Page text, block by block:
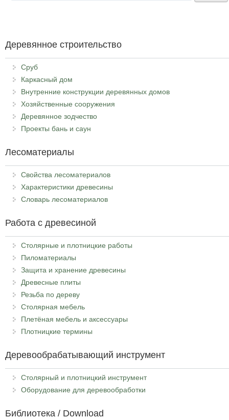
Деревянное строительство
Сруб
Каркасный дом
Внутренние конструкции деревянных домов
Хозяйственные сооружения
Деревянное зодчество
Проекты бань и саун
Лесоматериалы
Свойства лесоматериалов
Характеристики древесины
Словарь лесоматериалов
Работа с древесиной
Столярные и плотницкие работы
Пиломатериалы
Защита и хранение древесины
Древесные плиты
Резьба по дереву
Столярная мебель
Плетёная мебель и аксессуары
Плотницкие термины
Деревообрабатывающий инструмент
Столярный и плотницкий инструмент
Оборудование для деревообработки
Библиотека / Download